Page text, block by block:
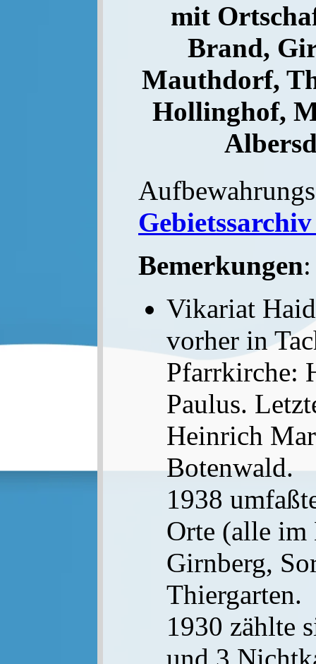
mit
Brand,
Mauthdorf,
Hollinghof,
Bemerkungen:
Vikariat
vorher in
Pfarrkirche:
Paulus.
Heinrich
Botenwald.
1938
Orte (alle im
Girnberg,
Thiergarten.
1930 zählte
und 3